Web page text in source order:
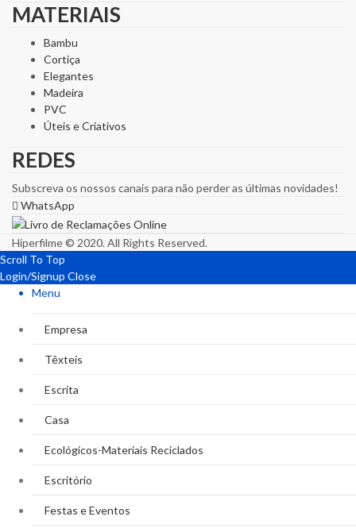
MATERIAIS
Bambu
Cortiça
Elegantes
Madeira
PVC
Úteis e Criativos
REDES
Subscreva os nossos canais para não perder as últimas novidades!
WhatsApp
Hiperfilme © 2020. All Rights Reserved.
Scroll To Top
Login/Signup Close
Menu
Empresa
Têxteis
Escrita
Casa
Ecológicos-Materiais Reciclados
Escritório
Festas e Eventos